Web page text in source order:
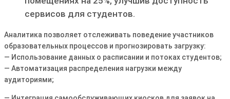
сервисов для студентов.
Аналитика позволяет отслеживать поведение участников
образовательных процессов и прогнозировать загрузку:
— Использование данных о расписании и потоках студентов;
— Автоматизация распределения нагрузки между
аудиториями;